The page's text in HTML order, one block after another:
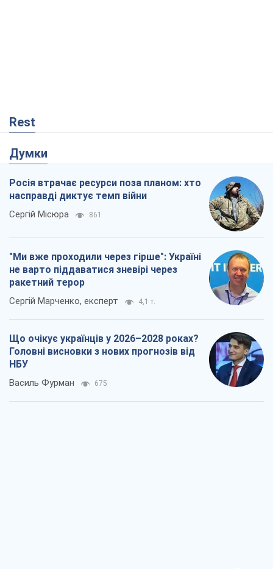
Rest
Думки
Росія втрачає ресурси поза планом: хто
насправді диктує темп війни
Сергій Місюра 861
"Ми вже проходили через гірше": Україні
не варто піддаватися зневірі через
ракетний терор
Сергій Марченко, експерт 4,1 т.
Що очікує українців у 2026–2028 роках?
Головні висновки з нових прогнозів від
НБУ
Василь Фурман 675